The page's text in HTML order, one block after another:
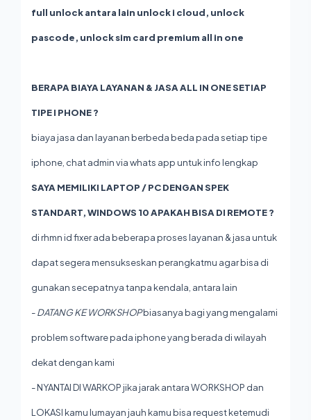
full unlock antara lain unlock i cloud, unlock
pascode, unlock sim card premium all in one
BERAPA BIAYA LAYANAN & JASA ALL IN ONE SETIAP
TIPE I PHONE ?
biaya jasa dan layanan berbeda beda pada setiap tipe
iphone, chat admin via whats app untuk info lengkap
SAYA MEMILIKI LAPTOP / PC DENGAN SPEK
STANDART, WINDOWS 10 APAKAH BISA DI REMOTE ?
di rhmn id fixer ada beberapa proses layanan & jasa untuk
dapat segera mensukseskan perangkatmu agar bisa di
gunakan secepatnya tanpa kendala, antara lain
-DATANG KE WORKSHOPbiasanya bagi yang mengalami
problem software pada iphone yang berada di wilayah
dekat dengan kami
- NYANTAI DI WARKOP jika jarak antara WORKSHOP dan
LOKASI kamu lumayan jauh kamu bisa request ketemudi